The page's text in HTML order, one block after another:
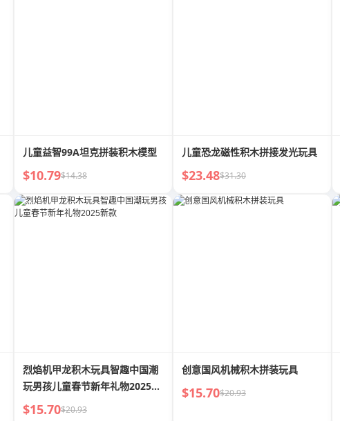
儿童益智99A坦克拼装积木模型
$10.79$14.38
儿童恐龙磁性积木拼接发光玩具
$23.48$31.30
烈焰机甲龙积木玩具智趣中国潮
玩男孩儿童春节新年礼物2025新
款
$15.70$20.93
创意国风机械积木拼装玩具
$15.70$20.93